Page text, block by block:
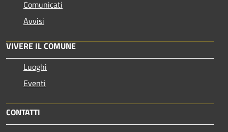
Comunicati
Avvisi
VIVERE IL COMUNE
Luoghi
Eventi
CONTATTI